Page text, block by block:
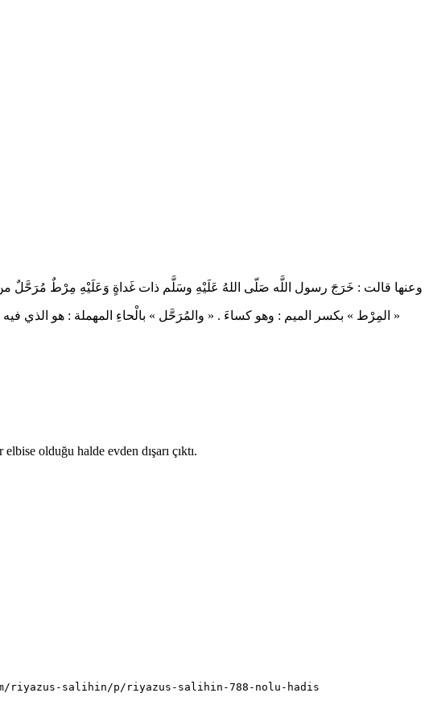
وعنها قالت : خَرَجَ رسول اللَّه صَلّى اللهُ عَلَيْهِ وسَلَّم ذات غَداةٍ وَعَلَيْهِ مِرْطٌ مُرَحَّلٌ
« المِرْط » بكسر الميم : وهو كساءَ . « والمُرَحَّل » بالْحاءِ المهملة : هو الذي فيه
olduğu halde evden dışarı çıktı.
riyazus-salihin/p/riyazus-salihin-788-nolu-hadis